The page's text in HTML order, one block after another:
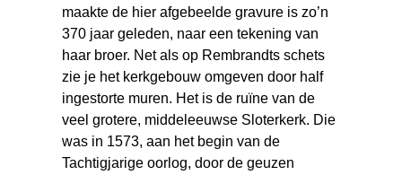
maakte de hier afgebeelde gravure is zo’n
370 jaar geleden, naar een tekening van
haar broer. Net als op Rembrandts schets
zie je het kerkgebouw omgeven door half
ingestorte muren. Het is de ruïne van de
veel grotere, middeleeuwse Sloterkerk. Die
was in 1573, aan het begin van de
Tachtigjarige oorlog, door de geuzen